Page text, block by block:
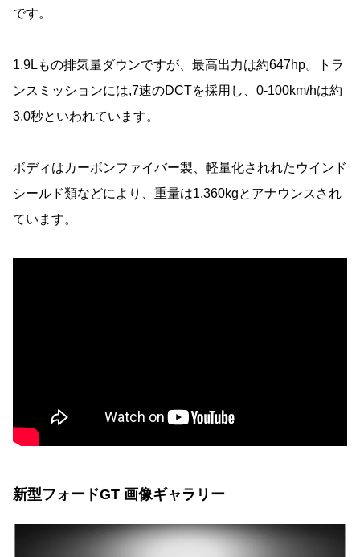
です。
1.9Lもの排気量ダウンですが、最高出力は約647hp。トラ
ンスミッションには,7速のDCTを採用し、0-100km/hは約
3.0秒といわれています。
ボディはカーボンファイバー製、軽量化されれたウインド
シールド類などにより、重量は1,360kgとアナウンスされ
ています。
新型フォードGT 画像ギャラリー